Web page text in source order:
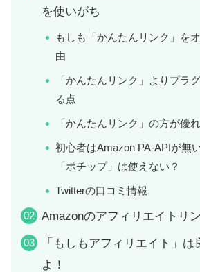
を使いがち
もしも「かんたんリンク」を
由
「かんたんリンク」よりプラ
る点
「かんたんリンク」の方が優
初心者はAmazon PA-APIが無
「ポチップ」は使えない？
Twitterの口コミ情報
Amazonのアフィリエイトリ
「もしもアフィリエイト」は
よ！